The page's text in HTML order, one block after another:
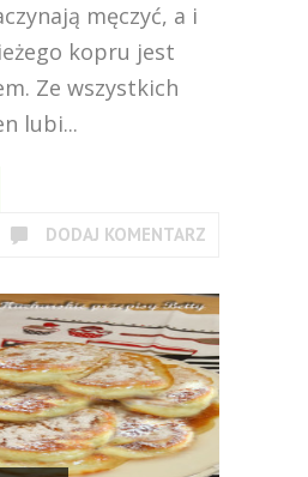
męczyć, a i
kopru jest
Ze wszystkich
lubi...
DODAJ KOMENTARZ